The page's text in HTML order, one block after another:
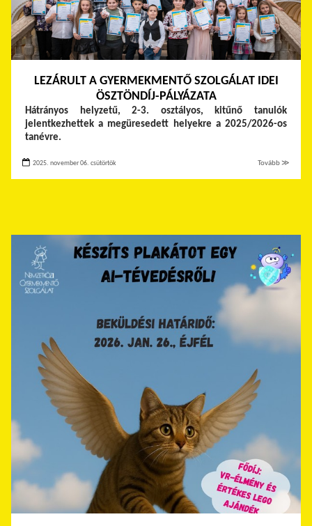
LEZÁRULT A GYERMEKMENTŐ SZOLGÁLAT IDEI
ÖSZTÖNDÍJ-PÁLYÁZATA
Hátrányos helyzetű, 2-3. osztályos, kitűnő tanulók
jelentkezhettek a megüresedett helyekre a 2025/2026-os
tanévre.
2025. november 06. csütörtök Tovább ≫